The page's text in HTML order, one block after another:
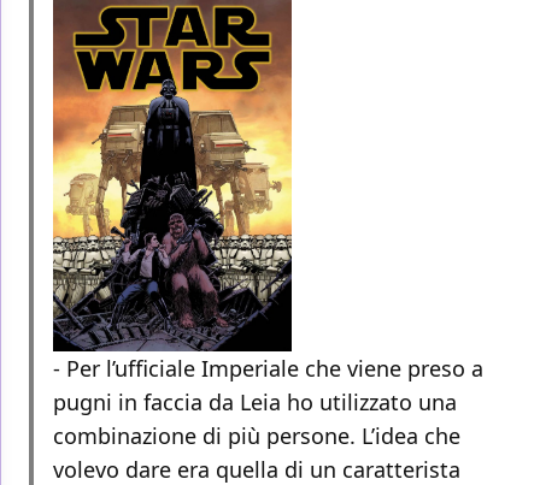
- Per l’ufficiale Imperiale che viene preso a
pugni in faccia da Leia ho utilizzato una
combinazione di più persone. L’idea che
volevo dare era quella di un caratterista